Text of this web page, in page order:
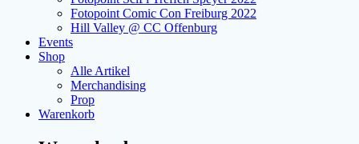
Fotopoint Comic Con Freiburg 2022
Hill Valley @ CC Offenburg
Events
Shop
Alle Artikel
Merchandising
Prop
Warenkorb